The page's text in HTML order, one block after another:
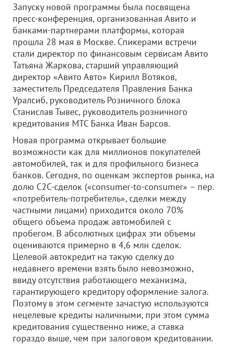
Запуску новой программы была посвящена
пресс-конференция, организованная Авито и
банками-партнерами платформы, которая
прошла 28 мая в Москве. Спикерами встречи
стали директор по финансовым сервисам Авито
Татьяна Жаркова, старший управляющий
директор «Авито Авто» Кирилл Вотяков,
заместитель Председателя Правления Банка
Уралсиб, руководитель Розничного блока
Станислав Тывес, руководитель розничного
кредитования МТС Банка Иван Барсов.
Новая программа открывает большие
возможности как для миллионов покупателей
автомобилей, так и для профильного бизнеса
банков. Сегодня, по оценкам экспертов рынка, на
долю С2С-сделок («consumer-to-consumer» – пер.
«потребитель-потребитель», сделки между
частными лицами) приходится около 70%
общего объема продаж автомобилей с
пробегом. В абсолютных цифрах эти объемы
оцениваются примерно в 4,6 млн сделок.
Целевой автокредит на такую сделку до
недавнего времени взять было невозможно,
ввиду отсутствия работающего механизма,
гарантирующего кредитору оформление залога.
Поэтому в этом сегменте зачастую используются
нецелевые кредиты наличными, при этом сумма
кредитования существенно ниже, а ставка
гораздо выше, чем при залоговом кредитовании.